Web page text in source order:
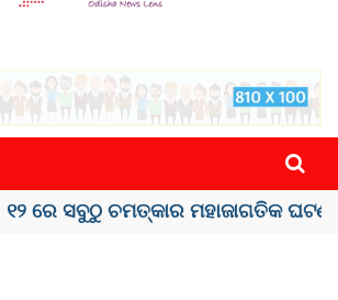
କେରଳରେ ‘ରାଟ୍ ଫିଭର୍’ ଆତଙ୍କ, ୫୮ ମୃତ